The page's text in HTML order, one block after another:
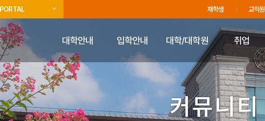
주메뉴 바로가기
푸터 바로가기
PORTAL 재학생 교직원
대학안내 입학안내 대학/대학원 취업
커뮤니티